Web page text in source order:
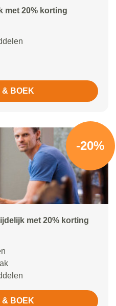
met 20% korting
& BOEK
-20%
met 20% korting
& BOEK